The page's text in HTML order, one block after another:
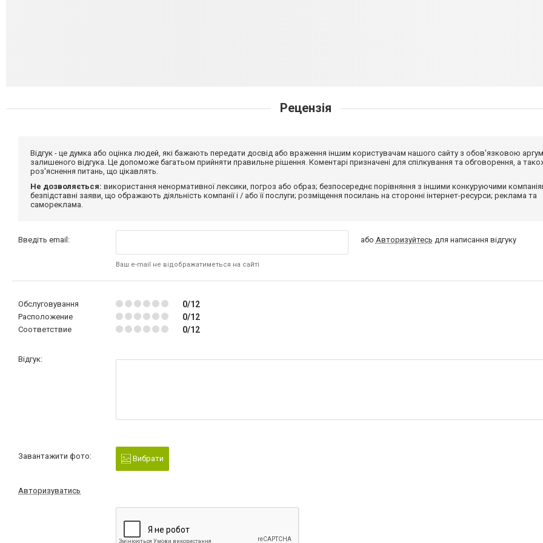
Рецензія
Відгук - це думка або оцінка людей, які бажають передати досвід або враження іншим користувачам нашого сайту з обов'язковою
залишеного відгука. Це допоможе багатьом прийняти правильне рішення. Коментарі призначені для спілкування та обговорення, а
роз'яснення питань, що цікавлять.
Не дозволяється: використання ненормативної лексики, погроз або образ; безпосереднє порівняння з іншими конкуруючими
безпідставні заяви, що ображають діяльність компанії і / або її послуги; розміщення посилань на сторонні інтернет-ресурси; реклама та
самореклама.
Введіть email:
Ваш e-mail не відображатиметься на сайті
або Авторизуйтесь для написання відгуку
Обслуговування 0/12
Расположение 0/12
Соответствие 0/12
Відгук:
Завантажити фото: Вибрати
Авторизуватись